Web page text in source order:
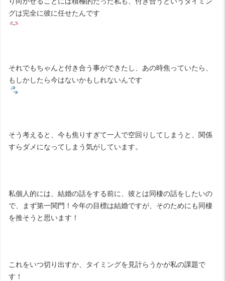
グは完全に彼に任せたんです
それでもちゃんと付き合う事ができたし、あの時焦っていたら、
もしかしたら今はないかもしれないんです
そう考えると、今も焦りすぎて一人で空回りしてしまうと、関係
すらダメになってしまう気がしています。
私個人的には、結婚の話をする前に、彼とは同棲の話をしたいの
で、まず第一関門！今年の目標は結婚ですが、そのためにも同棲
を推そうと思います！
これをいつ切り出すか、タイミングを見計らうかが私の課題で
す！